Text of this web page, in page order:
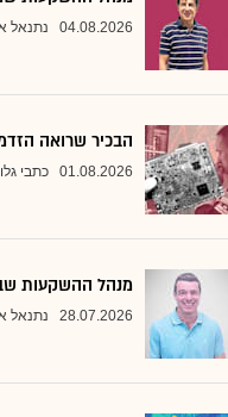
04.08.2026 נתנאל
הבכיר שרואה
01.08.2026 כתבי
מנהל ההשקעות
28.07.2026 נתנאל